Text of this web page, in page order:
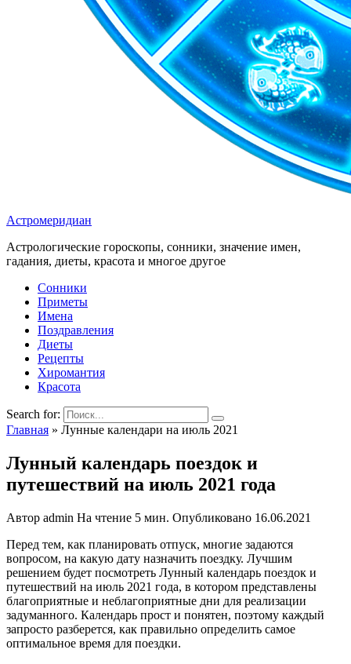
Астромеридиан
Астрологические гороскопы, сонники, значение имен,
гадания, диеты, красота и многое другое
Сонники
Приметы
Имена
Поздравления
Диеты
Рецепты
Хиромантия
Красота
Search for:
Главная » Лунные календари на июль 2021
Лунный календарь поездок и
путешествий на июль 2021 года
Автор admin На чтение 5 мин. Опубликовано 16.06.2021
Перед тем, как планировать отпуск, многие задаются
вопросом, на какую дату назначить поездку. Лучшим
решением будет посмотреть Лунный календарь поездок и
путешествий на июль 2021 года, в котором представлены
благоприятные и неблагоприятные дни для реализации
задуманного. Календарь прост и понятен, поэтому каждый
запросто разберется, как правильно определить самое
оптимальное время для поездки.